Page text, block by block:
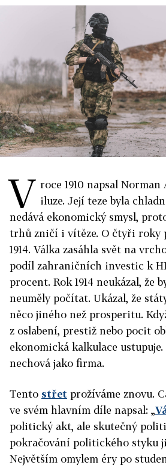
V roce 1910 napsal
iluze. Její teze byla
nedává ekonomický smysl,
trhů zničí i vítěze. O čtyři roky
1914. Válka zasáhla svět na
podíl zahraničních investic k
procent. Rok 1914 neukázal, že
neuměly počítat. Ukázal, že
něco jiného než prosperitu.
z oslabení, prestiž nebo pocit
ekonomická kalkulace
nechová jako firma.
Tento střet prožíváme znovu.
ve svém hlavním díle napsal: „
politický akt, ale skutečný
pokračování politického styku
Největším omylem éry po